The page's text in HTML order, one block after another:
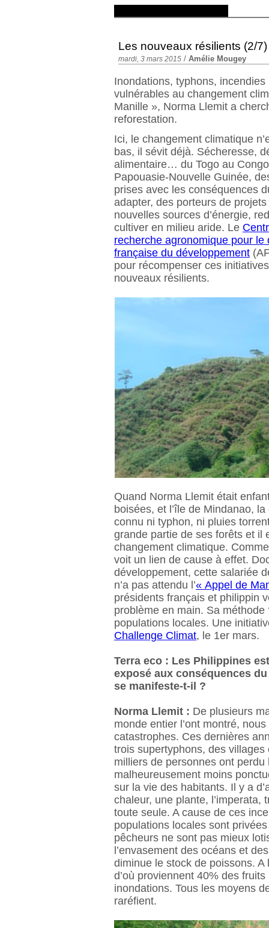
Les nouveaux résilients (2/
mardi, 3 mars 2015 / Amélie Mougey
Inondations, typhons,
vulnérables au changement
Manille », Norma Llemit a
reforestation.
Ici, le changement climatique
bas, il sévit déjà. Sécheresse,
alimentaire… du Togo au
Papouasie-Nouvelle Guinée,
prises avec les conséquences
adapter, des porteurs de
nouvelles sources d’énergie,
cultiver en milieu aride. Le
recherche agronomique pour le
française du développement
pour récompenser ces
nouveaux résilients.
Quand Norma Llemit était
boisées, et l’île de Mindanao,
connu ni typhon, ni pluies
grande partie de ses forêts et il
changement climatique.
voit un lien de cause à effet.
développement, cette salariée
n’a pas attendu l’« Appel de
présidents français et philippin
problème en main. Sa
populations locales. Une
Challenge Climat, le 1er mars.
Terra eco : Les Philippines
exposé aux conséquences
se manifeste-t-il ?
Norma Llemit : De plusieurs
monde entier l’ont montré,
catastrophes. Ces dernières
trois supertyphons, des
milliers de personnes ont
malheureusement moins
sur la vie des habitants. Il y a
chaleur, une plante, l’imperata,
toute seule. A cause de ces
populations locales sont
pêcheurs ne sont pas mieux
l’envasement des océans et
diminue le stock de poissons. A
d’où proviennent 40% des
inondations. Tous les moyens
raréfient.